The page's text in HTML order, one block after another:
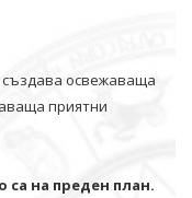
създава освежаваща
приятни
на преден план.